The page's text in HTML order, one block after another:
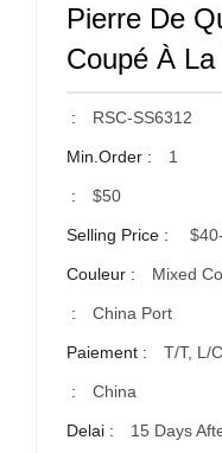
Pierre De
Coupé À La
: RSC-SS6312
Min.Order : 1
: $50
Selling Price :
Couleur : Mixed
: China Port
Paiement : T/T, L/
: China
Delai : 15 Days